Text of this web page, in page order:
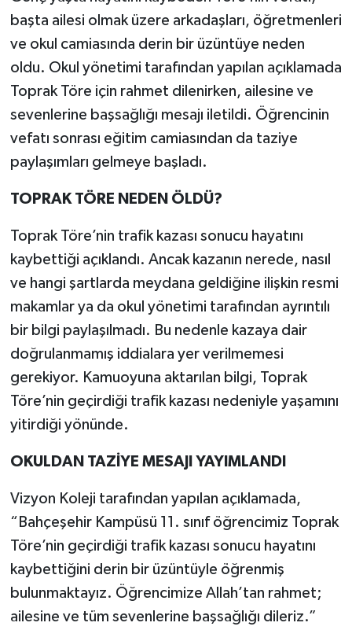
başta ailesi olmak üzere arkadaşları, öğretmenleri
ve okul camiasında derin bir üzüntüye neden
oldu. Okul yönetimi tarafından yapılan açıklamada
Toprak Töre için rahmet dilenirken, ailesine ve
sevenlerine başsağlığı mesajı iletildi. Öğrencinin
vefatı sonrası eğitim camiasından da taziye
paylaşımları gelmeye başladı.
TOPRAK TÖRE NEDEN ÖLDÜ?
Toprak Töre’nin trafik kazası sonucu hayatını
kaybettiği açıklandı. Ancak kazanın nerede, nasıl
ve hangi şartlarda meydana geldiğine ilişkin resmi
makamlar ya da okul yönetimi tarafından ayrıntılı
bir bilgi paylaşılmadı. Bu nedenle kazaya dair
doğrulanmamış iddialara yer verilmemesi
gerekiyor. Kamuoyuna aktarılan bilgi, Toprak
Töre’nin geçirdiği trafik kazası nedeniyle yaşamını
yitirdiği yönünde.
OKULDAN TAZİYE MESAJI YAYIMLANDI
Vizyon Koleji tarafından yapılan açıklamada,
“Bahçeşehir Kampüsü 11. sınıf öğrencimiz Toprak
Töre’nin geçirdiği trafik kazası sonucu hayatını
kaybettiğini derin bir üzüntüyle öğrenmiş
bulunmaktayız. Öğrencimize Allah’tan rahmet;
ailesine ve tüm sevenlerine başsağlığı dileriz.”